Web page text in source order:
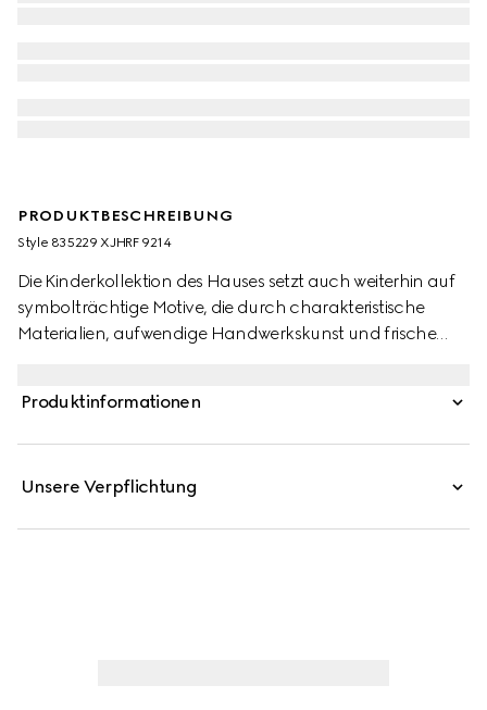
PRODUKTBESCHREIBUNG
Style ‎835229 XJHRF 9214
Die Kinderkollektion des Hauses setzt auch weiterhin auf
symbolträchtige Motive, die durch charakteristische
Materialien, aufwendige Handwerkskunst und frische
niedlichen Figur aus der Welt von MR. MEN™ LITTLE
Produktinformationen
Unsere Verpflichtung